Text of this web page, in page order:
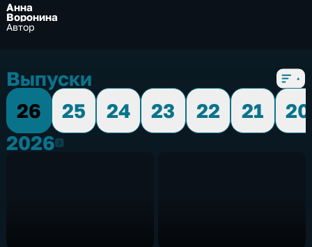
Анна
Воронина
Автор
Выпуски
26
25 24 23 22 21
20
20262026